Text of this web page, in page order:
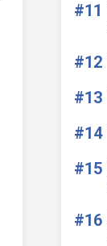
#11
#12
#13
#14
#15
#16